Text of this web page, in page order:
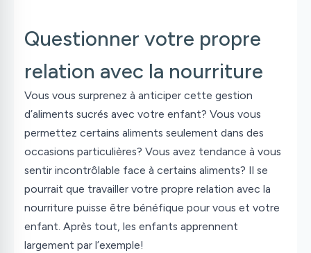
Questionner votre propre
relation avec la nourriture
Vous vous surprenez à anticiper cette gestion
d’aliments sucrés avec votre enfant? Vous vous
permettez certains aliments seulement dans des
occasions particulières? Vous avez tendance à vous
sentir incontrôlable face à certains aliments? Il se
pourrait que travailler votre propre relation avec la
nourriture puisse être bénéfique pour vous et votre
enfant. Après tout, les enfants apprennent
largement par l’exemple!